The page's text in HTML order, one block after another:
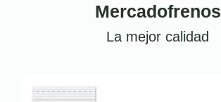
Mercadofrenos
La mejor calidad